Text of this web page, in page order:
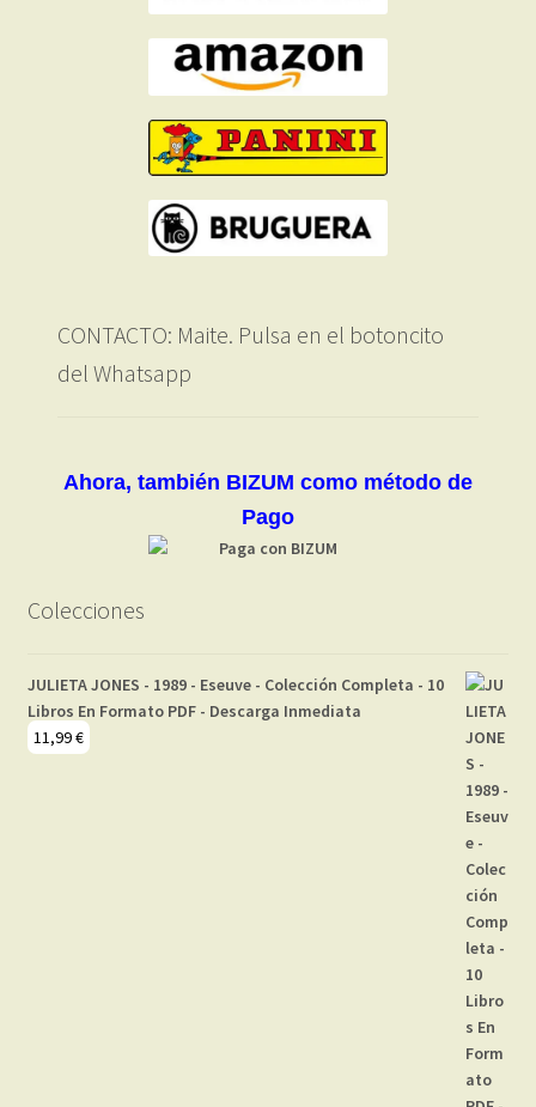
CONTACTO: Maite. Pulsa en el botoncito
del Whatsapp
Ahora, también BIZUM como método de
Pago
Colecciones
JULIETA JONES - 1989 - Eseuve - Colección Completa - 10
Libros En Formato PDF - Descarga Inmediata
11,99€